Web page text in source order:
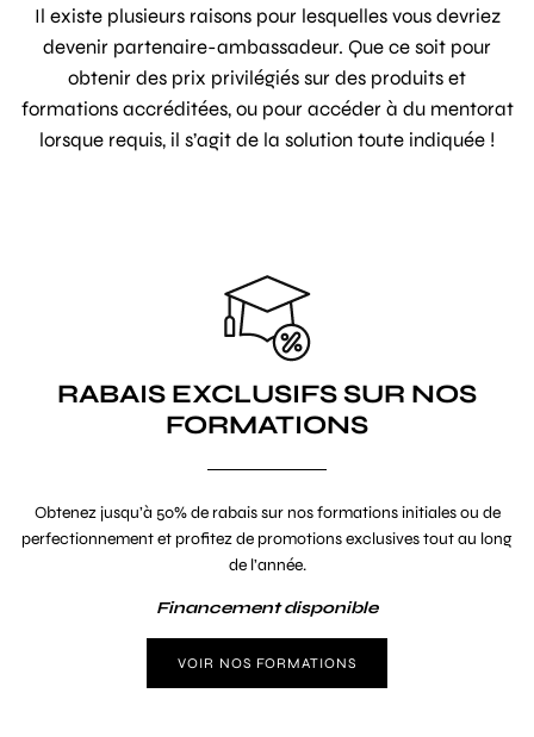
Il existe plusieurs raisons pour lesquelles vous devriez
devenir partenaire-ambassadeur. Que ce soit pour
obtenir des prix privilégiés sur des produits et
formations accréditées, ou pour accéder à du mentorat
lorsque requis, il s’agit de la solution toute indiquée !
RABAIS EXCLUSIFS SUR NOS
FORMATIONS
Obtenez jusqu’à 50% de rabais sur nos formations initiales ou de
perfectionnement et profitez de promotions exclusives tout au long
de l’année.
Financement disponible
VOIR NOS FORMATIONS